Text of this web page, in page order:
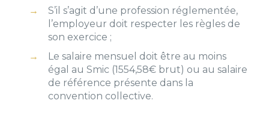
S’il s’agit d’une profession réglementée,
l’employeur doit respecter les règles de
son exercice ;
Le salaire mensuel doit être au moins
égal au Smic (1554,58€ brut) ou au salaire
de référence présente dans la
convention collective.